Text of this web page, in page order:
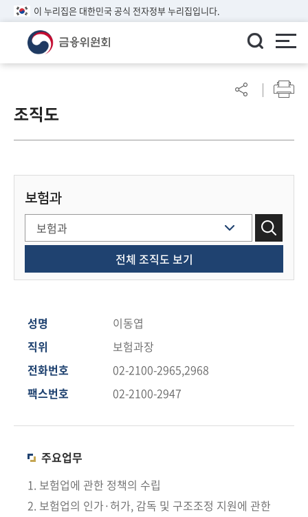
이 누리집은 대한민국 공식 전자정부 누리집입니다.
린
이알
개
조직도
보험과
전체 조직도 보기
성명
이동엽
직위
보험과장
전화번호
02-2100-2965,2968
팩스번호
02-2100-2947
주요업무
1. 보험업에 관한 정책의 수립
2. 보험업의 인가·허가, 감독 및 구조조정 지원에 관한